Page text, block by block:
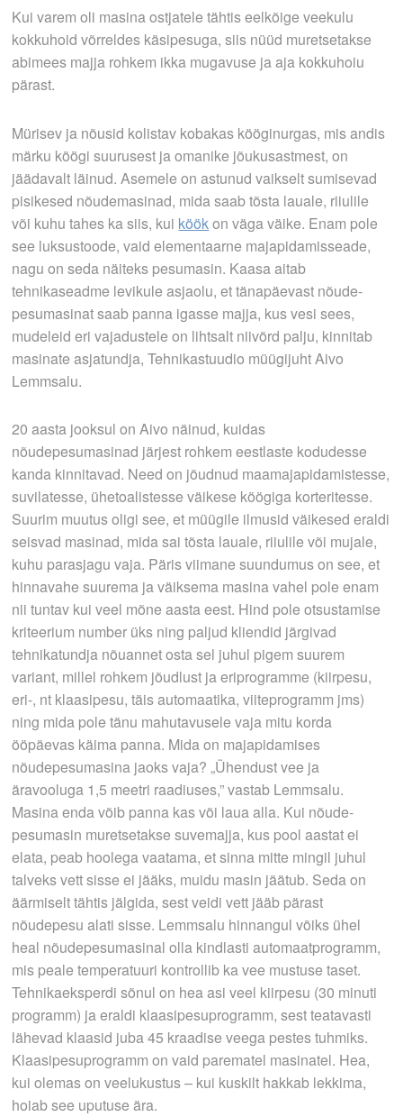
Kui varem oli masina ostjatele tähtis eelkõige veekulu
kokkuhoid võrreldes käsipesuga, siis nüüd muretsetakse
abimees majja rohkem ikka mugavuse ja aja kokkuhoiu
pärast.
Mürisev ja nõusid kolistav kobakas kööginurgas, mis andis
märku köögi suurusest ja omanike jõukusastmest, on
jäädavalt läinud. Asemele on astunud vaikselt sumisevad
pisikesed nõudemasinad, mida saab tõsta lauale, riiulile
või kuhu tahes ka siis, kui köökon väga väike. Enam pole
see luksustoode, vaid elementaarne majapidamisseade,
nagu on seda näiteks pesumasin. Kaasa aitab
tehnikaseadme levikule asjaolu, et tänapäevast nõude­
pesumasinat saab panna igasse majja, kus vesi sees,
mudeleid eri vajadustele on lihtsalt niivõrd palju, kinnitab
masinate asjatundja, Tehnikastuudio müügijuht Aivo
Lemmsalu.
20 aasta jooksul on Aivo näinud, kuidas
nõudepesumasinad järjest rohkem eestlaste kodudesse
kanda kinnitavad. Need on jõudnud maamajapidamistesse,
suvilatesse, ühetoalistesse väikese köögiga korteritesse.
Suurim muutus oligi see, et müügile ilmusid väikesed eraldi
seisvad masinad, mida sai tõsta lauale, riiulile või mujale,
kuhu parasjagu vaja. Päris viimane suundumus on see, et
hinnavahe suurema ja väiksema masina vahel pole enam
nii tuntav kui veel mõne aasta eest. Hind pole otsustamise
kriteerium number üks ning paljud kliendid järgivad
tehnikatundja nõuannet osta sel juhul pigem suurem
variant, millel rohkem jõudlust ja eriprogramme (kiirpesu,
eri-, nt klaasipesu, täis­ automaatika, viiteprogramm jms)
ning mida pole tänu mahutavusele vaja mitu korda
ööpäevas käima panna. Mida on majapidamises
nõudepesumasina jaoks vaja? „Ühendust vee ja
äravooluga 1,5 meetri raadiuses,” vastab Lemmsalu.
Masina enda võib panna kas või laua alla. Kui nõude­
pesumasin muretsetakse suvemajja, kus pool aastat ei
elata, peab hoolega vaatama, et sinna mitte mingil juhul
talveks vett sisse ei jääks, muidu masin jäätub. Seda on
äärmiselt tähtis jälgida, sest veidi vett jääb pärast
nõudepesu alati sisse. Lemmsalu hinnangul võiks ühel
heal nõudepesumasinal olla kindlasti automaatprogramm,
mis peale temperatuuri kontrollib ka vee mustuse taset.
Tehnikaeksperdi sõnul on hea asi veel kiirpesu (30 minuti
programm) ja eraldi klaasipesuprogramm, sest teatavasti
lähevad klaasid juba 45 kraadise veega pestes tuhmiks.
Klaasipesuprogramm on vaid parematel masinatel. Hea,
kui olemas on veelukustus – kui kuskilt hakkab lekkima,
hoiab see uputuse ära.